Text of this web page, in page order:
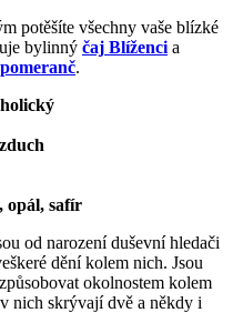
potěšíte všechny vaše blízké
bylinný čaj Blíženci a
.
melancholický
opál, safír
od narození duševní hledači
dění kolem nich. Jsou
okolnostem kolem
nich skrývají dvě a někdy i